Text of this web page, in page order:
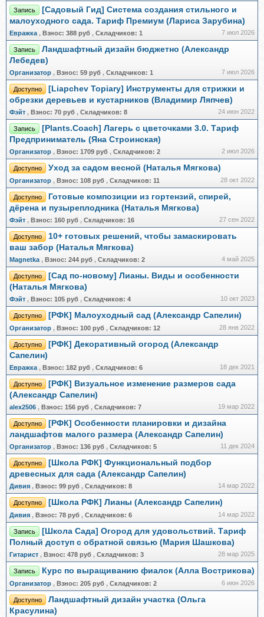
Запись
[Садовый Гид] Система создания стильного и
малоуходного сада. Тариф Премиум (Лариса Зарубина)
Евражкa , Взнос: 388 руб , Складчиков: 1 7 июл 2026
Запись
Ландшафтный дизайн бюджетно (Александр
Лебедев)
Организатор , Взнос: 59 руб , Складчиков: 1 7 июл 2026
Доступно
[Liapchev Topiary] Инструменты для стрижки и
обрезки деревьев и кустарников (Владимир Ляпчев)
Фэйт , Взнос: 70 руб , Складчиков: 8 24 июн 2022
Запись
[Plants.Coach] Лагерь с цветочками 3.0. Тариф
Предприниматель (Яна Строинская)
Организатор , Взнос: 1709 руб , Складчиков: 2 2 июл 2026
Доступно Уход за садом весной (Наталья Мягкова)
Организатор , Взнос: 108 руб , Складчиков: 11 28 окт 2022
Доступно
Готовые композиции из гортензий, спирей,
дёрена и пузыреплодника (Наталья Мягкова)
Фэйт , Взнос: 160 руб , Складчиков: 16 27 сен 2022
Доступно
10+ готовых решений, чтобы замаскировать
ваш забор (Наталья Мягкова)
Magnetka , Взнос: 244 руб , Складчиков: 2 4 май 2025
Доступно
[Cад по-новому] Лианы. Виды и особенности
(Наталья Мягкова)
Фэйт , Взнос: 105 руб , Складчиков: 4 10 окт 2023
Доступно [РФК] Малоуходный сад (Александр Сапелин)
Организатор , Взнос: 100 руб , Складчиков: 12 28 янв 2022
Доступно
[РФК] Декоративный огород (Александр
Сапелин)
Евражкa , Взнос: 182 руб , Складчиков: 6 18 дек 2021
Доступно
[РФК] Визуальное изменение размеров сада
(Александр Сапелин)
alex2506 , Взнос: 156 руб , Складчиков: 7 19 мар 2022
Доступно
[РФК] Особенности планировки и дизайна
ландшафтов малого размера (Александр Сапелин)
Организатор , Взнос: 136 руб , Складчиков: 5 11 дек 2024
Доступно
[Школа РФК] Функциональный подбор
древесных для сада (Александр Сапелин)
Дивия , Взнос: 99 руб , Складчиков: 8 14 мар 2022
Доступно [Школа РФК] Лианы (Александр Сапелин)
Дивия , Взнос: 78 руб , Складчиков: 6 14 мар 2022
Запись
[Школа Сада] Огород для удовольствий. Тариф
Полный доступ с обратной связью (Мария Шашкова)
Гитарист , Взнос: 478 руб , Складчиков: 3 28 мар 2025
Запись Курс по выращиванию фиалок (Алла Вострикова)
Организатор , Взнос: 205 руб , Складчиков: 2 6 июн 2026
Доступно
Ландшафтный дизайн участка (Ольга
Красулина)